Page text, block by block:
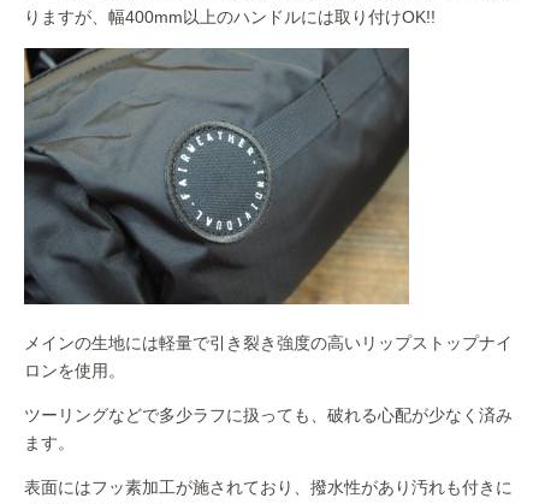
りますが、幅400mm以上のハンドルには取り付けOK!!
メインの生地には軽量で引き裂き強度の高いリップストップナイ
ロンを使用。
ツーリングなどで多少ラフに扱っても、破れる心配が少なく済み
ます。
表面にはフッ素加工が施されており、撥水性があり汚れも付きに